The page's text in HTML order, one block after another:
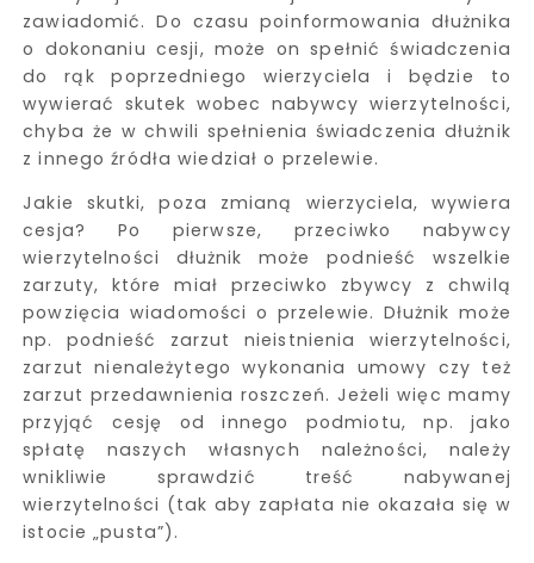
zawiadomić. Do czasu poinformowania dłużnika
o dokonaniu cesji, może on spełnić świadczenia
do rąk poprzedniego wierzyciela i będzie to
wywierać skutek wobec nabywcy wierzytelności,
chyba że w chwili spełnienia świadczenia dłużnik
z innego źródła wiedział o przelewie.
Jakie skutki, poza zmianą wierzyciela, wywiera
cesja? Po pierwsze, przeciwko nabywcy
wierzytelności dłużnik może podnieść wszelkie
zarzuty, które miał przeciwko zbywcy z chwilą
powzięcia wiadomości o przelewie. Dłużnik może
np. podnieść zarzut nieistnienia wierzytelności,
zarzut nienależytego wykonania umowy czy też
zarzut przedawnienia roszczeń. Jeżeli więc mamy
przyjąć cesję od innego podmiotu, np. jako
spłatę naszych własnych należności, należy
wnikliwie sprawdzić treść nabywanej
wierzytelności (tak aby zapłata nie okazała się w
istocie „pusta”).